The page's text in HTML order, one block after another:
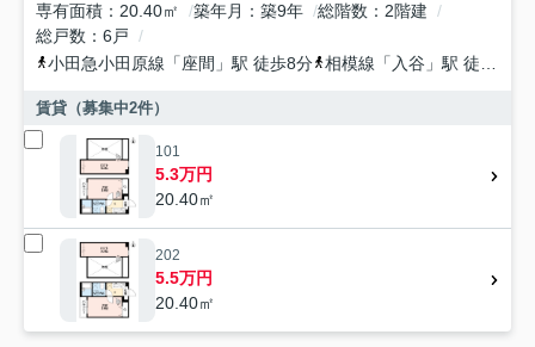
専有面積
20.40㎡ 築年月 築9年 総階数
2階建
総戸数
6戸
小田急小田原線 「座間 」駅 徒歩8分 相模線 「 入谷 」駅 徒歩23分
賃貸（募集中2件）
101
5.3万円
20.40㎡
202
5.5万円
20.40㎡